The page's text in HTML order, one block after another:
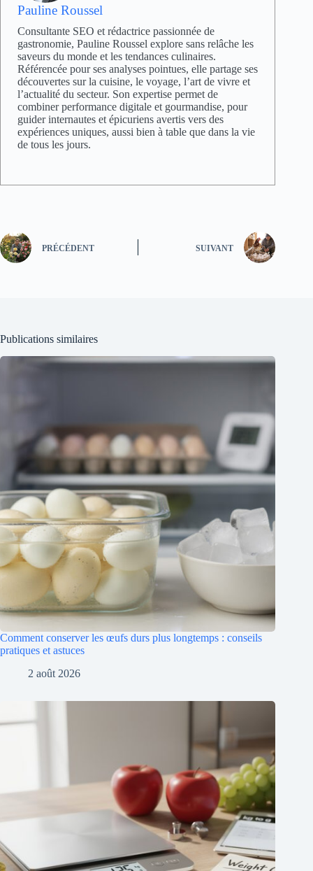
Pauline Roussel
Consultante SEO et rédactrice passionnée de
gastronomie, Pauline Roussel explore sans relâche les
saveurs du monde et les tendances culinaires.
Référencée pour ses analyses pointues, elle partage ses
découvertes sur la cuisine, le voyage, l’art de vivre et
l’actualité du secteur. Son expertise permet de
combiner performance digitale et gourmandise, pour
guider internautes et épicuriens avertis vers des
expériences uniques, aussi bien à table que dans la vie
de tous les jours.
PRÉCÉDENT SUIVANT
Publications similaires
Comment conserver les œufs durs plus longtemps : conseils
pratiques et astuces
2 août 2026